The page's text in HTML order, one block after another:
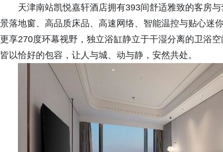
天津南站凯悦嘉轩酒店拥有393间舒适雅致的客房
景落地窗、高品质床品、高速网络、智能温控与贴心迷
更享270度环幕视野，独立浴缸静立于干湿分离的卫浴
皆以恰好的包容，让人与城、动与静，安然共处。